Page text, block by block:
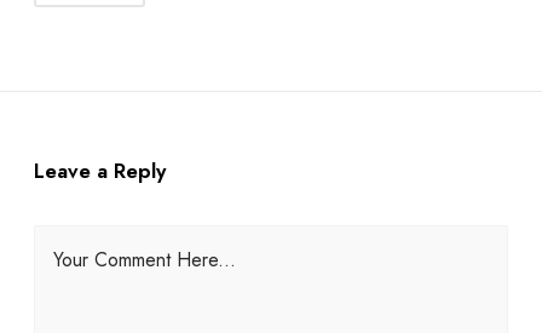
Leave a Reply
Your Comment Here...